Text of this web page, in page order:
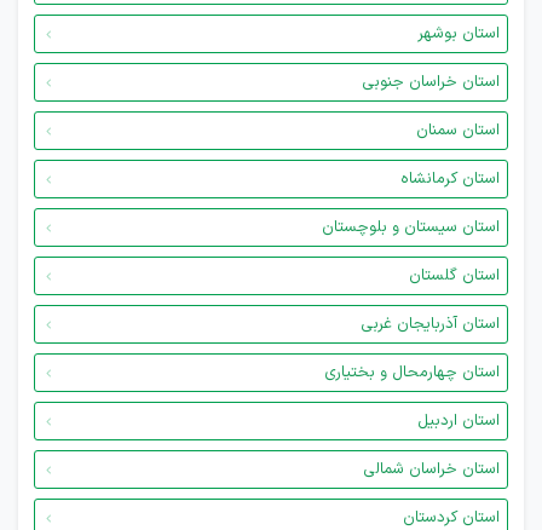
استان بوشهر
استان خراسان جنوبی
استان سمنان
استان کرمانشاه
استان سیستان و بلوچستان
استان گلستان
استان آذربایجان غربی
استان چهارمحال و بختیاری
استان اردبیل
استان خراسان شمالی
استان کردستان